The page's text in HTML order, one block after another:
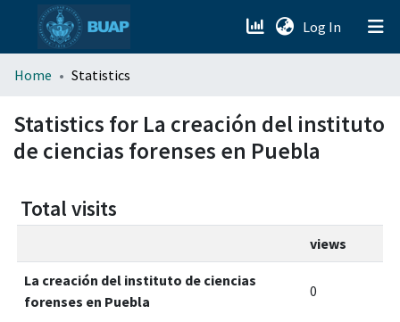
Log In (current)
menu.section.about_menu
All of DSpace
Home Statistics
Statistics for La creación del instituto
de ciencias forenses en Puebla
Total visits
views
La creación del instituto de ciencias
forenses en Puebla
0